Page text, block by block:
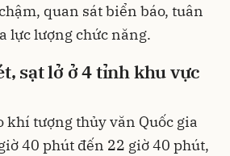
quan sát biển báo, tuân
lực lượng chức năng.
sạt lở ở 4 tỉnh khu vực
khí tượng thủy văn Quốc gia
40 phút đến 22 giờ 40 phút,